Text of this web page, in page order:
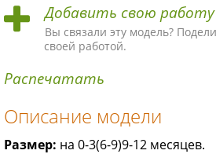
ма
ма ма ма ма!
Добавить свою работу
Вы связали эту модель?
своей работой.
Распечатать
Описание модели
Размер: на 0-3(6-9)9-12 месяцев.